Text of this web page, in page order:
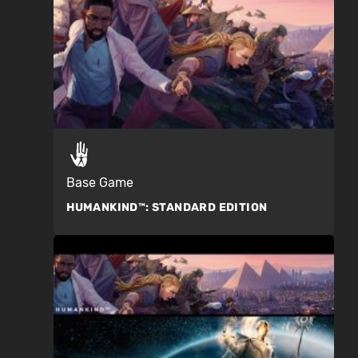
Base Game
HUMANKIND™:STANDARD EDITION